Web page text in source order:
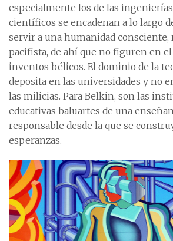
especialmente los de las
científicos se encadenan a lo largo
servir a una humanidad consciente,
pacifista, de ahí que no figuren en
inventos bélicos. El dominio de la
deposita en las universidades y no
las milicias. Para Belkin, son las
educativas baluartes de una
responsable desde la que se
esperanzas.